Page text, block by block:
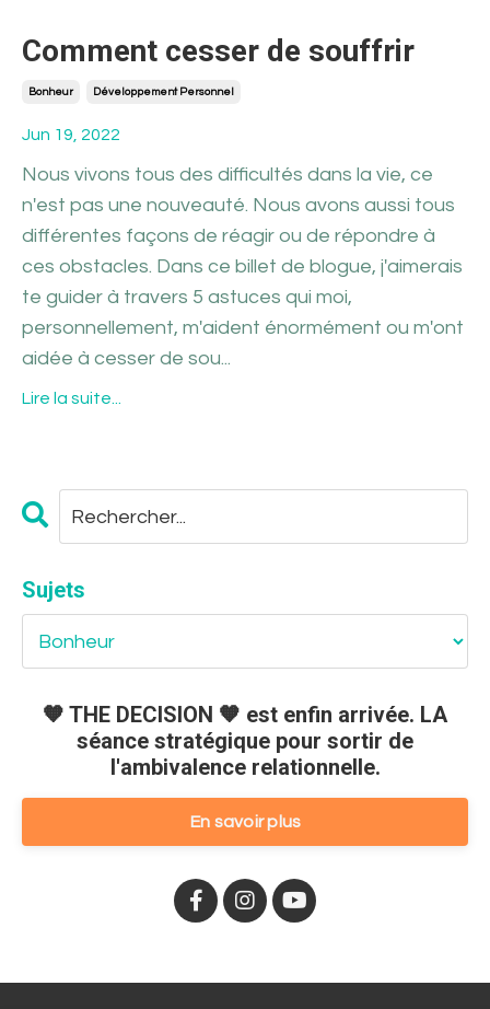
Comment cesser de souffrir
Bonheur Développement Personnel
Jun 19, 2022
Nous vivons tous des difficultés dans la vie, ce
n'est pas une nouveauté. Nous avons aussi tous
différentes façons de réagir ou de répondre à
ces obstacles. Dans ce billet de blogue, j'aimerais
te guider à travers 5 astuces qui moi,
personnellement, m'aident énormément ou m'ont
aidée à cesser de sou...
Lire la suite...
Sujets
🧡 THE DECISION 🧡 est enfin arrivée. LA
séance stratégique pour sortir de
l'ambivalence relationnelle.
En savoir plus